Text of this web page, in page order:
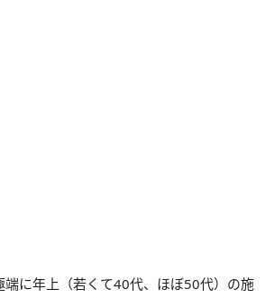
端に年上（若くて40代、ほぼ50代）の施